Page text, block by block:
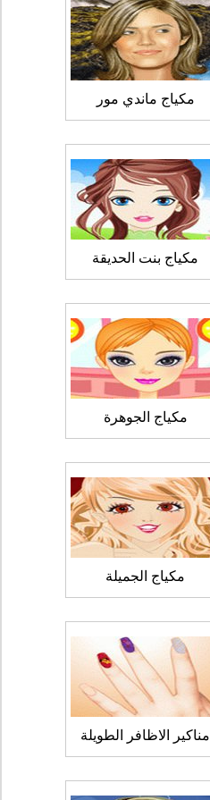
مكياج ماندي مور
مكياج بنت الحديقة
مكياج الجوهرة
مكياج الجميلة
مناكير الاظافر الطويلة